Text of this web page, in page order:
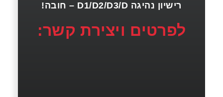
רישיון נהיגה D1/D2/D3/D – חובה!
לפרטים ויצירת קשר: